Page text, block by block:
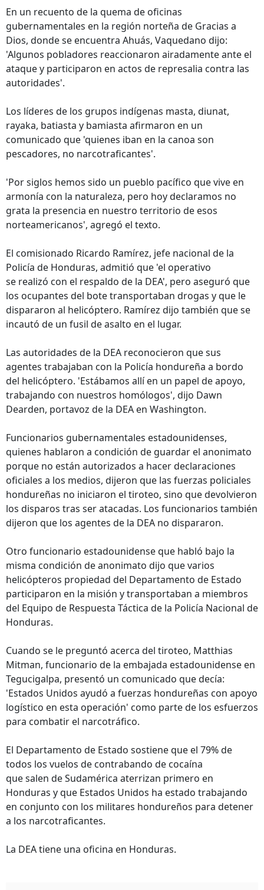
En un recuento de la quema de oficinas
gubernamentales en la región norteña de Gracias a
Dios, donde se encuentra Ahuás, Vaquedano dijo:
'Algunos pobladores reaccionaron airadamente ante el
ataque y participaron en actos de represalia contra las
autoridades'.
Los líderes de los grupos indígenas masta, diunat,
rayaka, batiasta y bamiasta afirmaron en un
comunicado que 'quienes iban en la canoa son
pescadores, no narcotraficantes'.
'Por siglos hemos sido un pueblo pacífico que vive en
armonía con la naturaleza, pero hoy declaramos no
grata la presencia en nuestro territorio de esos
norteamericanos', agregó el texto.
El comisionado Ricardo Ramírez, jefe nacional de la
Policía de Honduras, admitió que 'el operativo
se realizó con el respaldo de la DEA', pero aseguró que
los ocupantes del bote transportaban drogas y que le
dispararon al helicóptero. Ramírez dijo también que se
incautó de un fusil de asalto en el lugar.
Las autoridades de la DEA reconocieron que sus
agentes trabajaban con la Policía hondureña a bordo
del helicóptero. 'Estábamos allí en un papel de apoyo,
trabajando con nuestros homólogos', dijo Dawn
Dearden, portavoz de la DEA en Washington.
Funcionarios gubernamentales estadounidenses,
quienes hablaron a condición de guardar el anonimato
porque no están autorizados a hacer declaraciones
oficiales a los medios, dijeron que las fuerzas policiales
hondureñas no iniciaron el tiroteo, sino que devolvieron
los disparos tras ser atacadas. Los funcionarios también
dijeron que los agentes de la DEA no dispararon.
Otro funcionario estadounidense que habló bajo la
misma condición de anonimato dijo que varios
helicópteros propiedad del Departamento de Estado
participaron en la misión y transportaban a miembros
del Equipo de Respuesta Táctica de la Policía Nacional de
Honduras.
Cuando se le preguntó acerca del tiroteo, Matthias
Mitman, funcionario de la embajada estadounidense en
Tegucigalpa, presentó un comunicado que decía:
'Estados Unidos ayudó a fuerzas hondureñas con apoyo
logístico en esta operación' como parte de los esfuerzos
para combatir el narcotráfico.
El Departamento de Estado sostiene que el 79% de
todos los vuelos de contrabando de cocaína
que salen de Sudamérica aterrizan primero en
Honduras y que Estados Unidos ha estado trabajando
en conjunto con los militares hondureños para detener
a los narcotraficantes.
La DEA tiene una oficina en Honduras.